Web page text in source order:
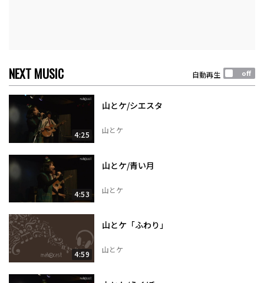
NEXT MUSIC 自動再生
4:25
山とケ/シエスタ
山とケ
4:53
山とケ/青い月
山とケ
4:59
山とケ「ふわり」
山とケ